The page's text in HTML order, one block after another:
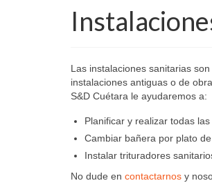
Las instalaciones sanitarias
instalaciones antiguas o de
S&D Cuétara le ayudaremos a:
Planificar y realizar todas
Cambiar bañera por plato
Instalar trituradores
No dude en contactarnos y